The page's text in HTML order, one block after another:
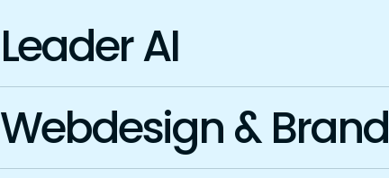
Leader AI
Webdesign & Brand